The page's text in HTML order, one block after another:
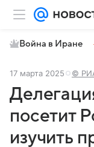
Война в Иране
17 марта 2025 ©
посетит
изучить